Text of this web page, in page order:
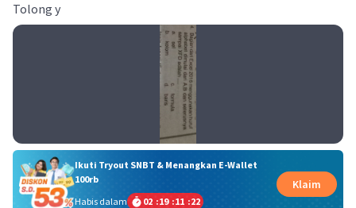
Tolong y
Ikuti Tryout SNBT & Menangkan E-Wallet
100rb
Habis dalam
02 :19 :11 :22
Klaim